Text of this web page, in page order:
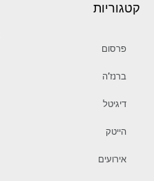
קטגוריות
פרסום
ברנז’ה
דיגיטל
הייטק
אירועים